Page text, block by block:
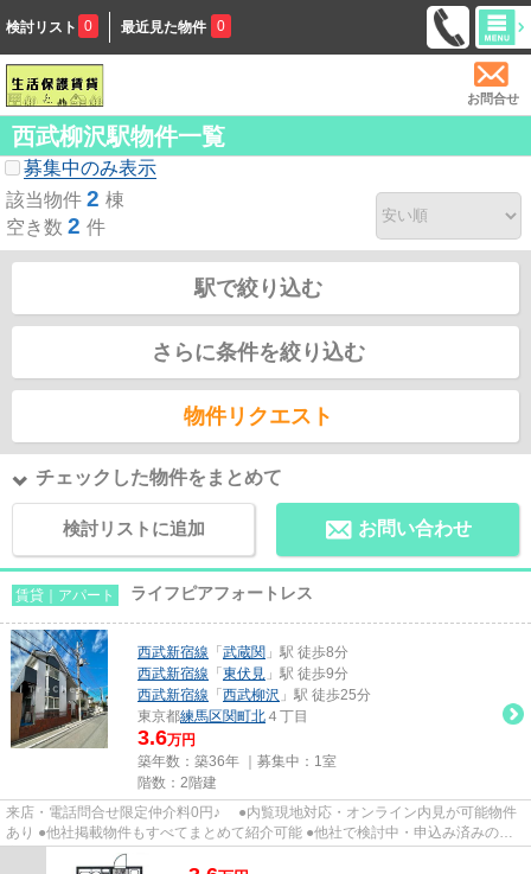
検討リスト 0 最近見た物件 0
お問合せ
西武柳沢駅物件一覧
募集中のみ表示
該当物件 2 棟
空き数 2 件
駅で絞り込む
さらに条件を絞り込む
物件リクエスト
チェックした物件をまとめて
検討リストに追加 お問い合わせ
賃貸｜アパート ライフピアフォートレス
西武新宿線 「 武蔵関 」駅 徒歩8分
西武新宿線 「 東伏見 」駅 徒歩9分
西武新宿線 「 西武柳沢 」駅 徒歩25分
東京都練馬区関町北 ４丁目
3.6万円
築年数：築36年 ｜募集中： 1室
階数：2階建
来店・電話問合せ限定仲介料0円♪ ●内覧現地対応・オンライン内見が可能物件
あり ●他社掲載物件もすべてまとめて紹介可能 ●他社で検討中・申込み済みのお
客様、初期費用がさらに減額...